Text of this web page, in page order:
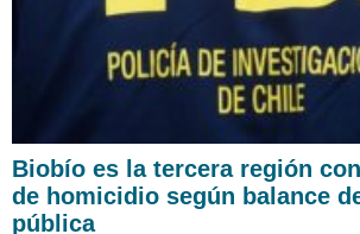
Biobío es la tercera región
de homicidio según balance
pública